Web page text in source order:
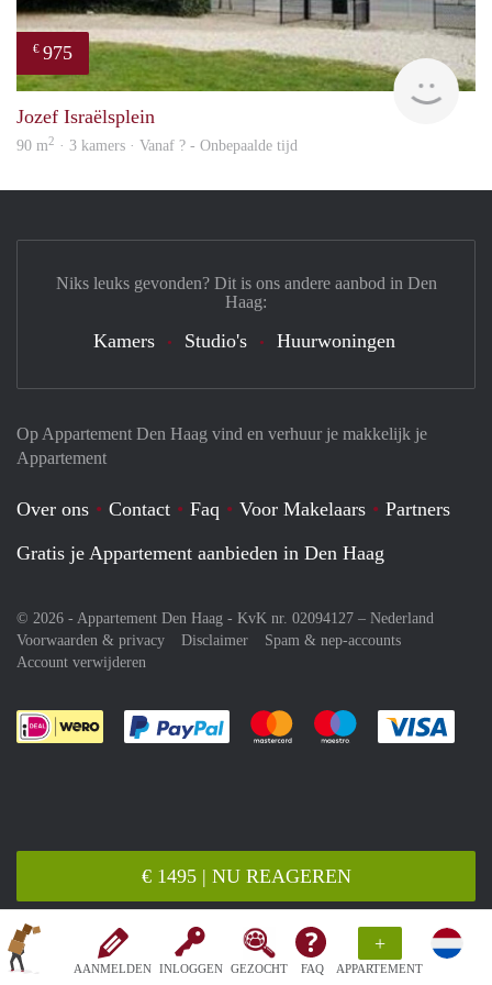
AANMELDEN INLOGGEN GEZOCHT FAQ
+
APPARTEMENT
€ 1495 | NU REAGEREN
€ 975
Jozef Israëlsplein
90 m2 · 3 kamers · Vanaf ? - Onbepaalde tijd
Op Appartement Den Haag vind en verhuur je makkelijk je
Appartement
Over ons Contact Faq Voor Makelaars
Partners
Gratis je Appartement aanbieden in Den Haag
© 2026 - Appartement Den Haag - KvK nr. 02094127 – Nederland
Voorwaarden & privacy
Disclaimer
Spam & nep-accounts
Account verwijderen
Je rekent gemakkelijk af met Paypal
Je rekent gemakkelijk af met
Je rekent
Niks leuks gevonden? Dit is ons andere aanbod in Den
Haag:
Kamers Studio's Huurwoningen